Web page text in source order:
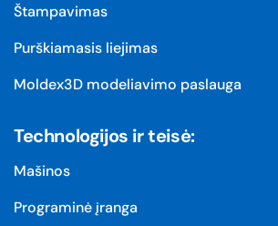
Štampavimas
Purškiamasis liejimas
Moldex3D modeliavimo paslauga
Technologijos ir teisė:
Mašinos
Programinė įranga